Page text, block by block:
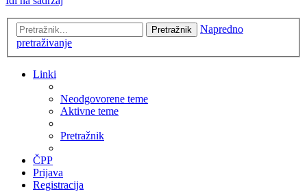
Pretražnik
Napredno
pretraživanje
Linki
Neodgovorene teme
Aktivne teme
Pretražnik
ČPP
Prijava
Registracija